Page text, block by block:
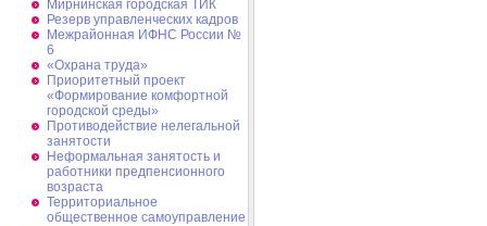
Мирнинская городская ТИК
Резерв управленческих кадров
Межрайонная ИФНС России №
6
«Охрана труда»
Приоритетный проект
«Формирование комфортной
городской среды»
Противодействие нелегальной
занятости
Неформальная занятость и
работники предпенсионного
возраста
Территориальное
общественное самоуправление